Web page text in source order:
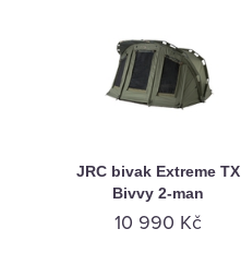
JRC bivak Extreme TX
Bivvy 2-man
10 990 Kč